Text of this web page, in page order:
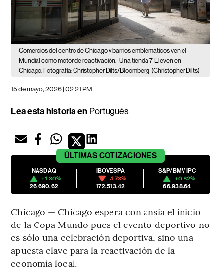
Comercios del centro de Chicago y barrios emblemáticos ven el
Mundial como motor de reactivación. Una tienda 7-Eleven en
Chicago. Fotografía: Christopher Dilts/Bloomberg (Christopher Dilts)
15 de mayo, 2026 | 02:21 PM
Lea esta historia en Portugués
ÚLTIMAS COTIZACIONES
NASDAQ
+1.30%
26,690.62
IBOVESPA
-1.73%
172,513.42
S&P/BMV IPC
+0.82%
66,938.64
Chicago — Chicago espera con ansía el inicio
de la Copa Mundo pues el evento deportivo no
es sólo una celebración deportiva, sino una
apuesta clave para la reactivación de la
economía local.